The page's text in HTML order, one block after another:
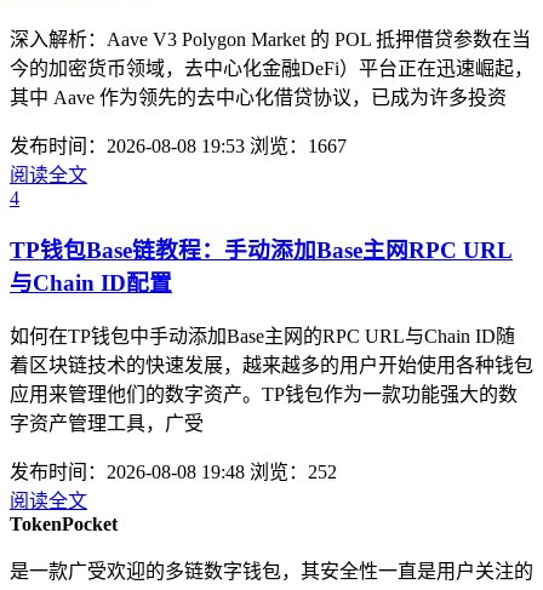
深入解析：Aave V3 Polygon Market 的 POL 抵押借贷参数在当
今的加密货币领域，去中心化金融DeFi）平台正在迅速崛起，
其中 Aave 作为领先的去中心化借贷协议，已成为许多投资
发布时间：2026-08-08 19:53 浏览：1667
阅读全文
4
TP钱包Base链教程：手动添加Base主网RPC URL
与Chain ID配置
如何在TP钱包中手动添加Base主网的RPC URL与Chain ID随
着区块链技术的快速发展，越来越多的用户开始使用各种钱包
应用来管理他们的数字资产。TP钱包作为一款功能强大的数
字资产管理工具，广受
发布时间：2026-08-08 19:48 浏览：252
阅读全文
TokenPocket
是一款广受欢迎的多链数字钱包，其安全性一直是用户关注的